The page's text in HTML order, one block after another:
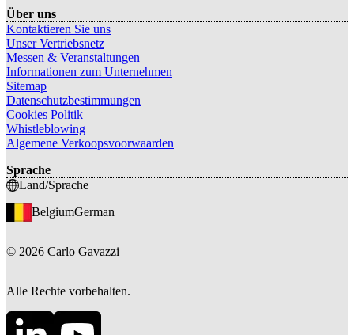
Über uns
Kontaktieren Sie uns
Unser Vertriebsnetz
Messen & Veranstaltungen
Informationen zum Unternehmen
Sitemap
Datenschutzbestimmungen
Cookies Politik
Whistleblowing
Algemene Verkoopsvoorwaarden
Sprache
Land/Sprache
BelgiumGerman
© 2026 Carlo Gavazzi
Alle Rechte vorbehalten.